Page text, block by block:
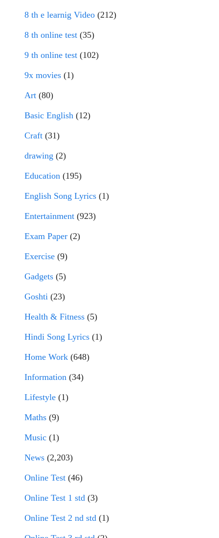
8 th e learnig Video (212)
8 th online test (35)
9 th online test (102)
9x movies (1)
Art (80)
Basic English (12)
Craft (31)
drawing (2)
Education (195)
English Song Lyrics (1)
Entertainment (923)
Exam Paper (2)
Exercise (9)
Gadgets (5)
Goshti (23)
Health & Fitness (5)
Hindi Song Lyrics (1)
Home Work (648)
Information (34)
Lifestyle (1)
Maths (9)
Music (1)
News (2,203)
Online Test (46)
Online Test 1 std (3)
Online Test 2 nd std (1)